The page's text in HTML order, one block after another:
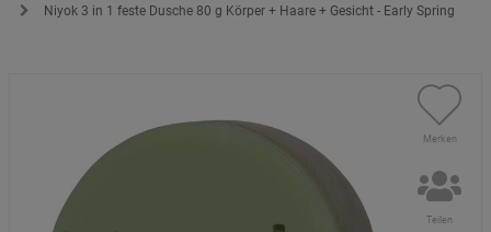
Niyok 3 in 1 feste Dusche 80 g Körper + Haare + Gesicht - Early Spring
Merken
Teilen